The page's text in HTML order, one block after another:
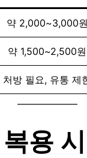
약 2,000~3,000원
약 1,500~2,500원
처방 필요, 유통 제
용